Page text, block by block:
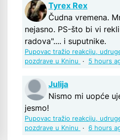
Tyrex Rex
Čudna vremena.
nejasno. PS-što bi vi
radova".... i suputnike.
Pupovac tražio reakciju,
pozdrave u Kninu
· 5 hours
Julija
Nismo mi uopće
jesmo!
Pupovac tražio reakciju,
pozdrave u Kninu
· 6 hours